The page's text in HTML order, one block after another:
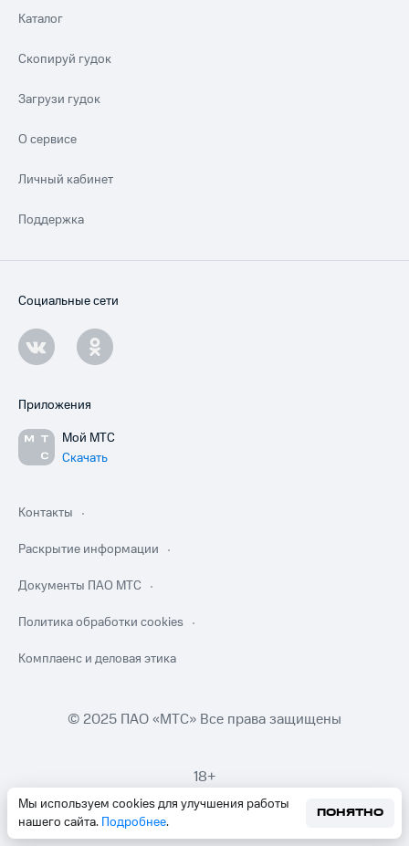
Мы используем cookies для улучшения работы
нашего сайта. Подробнее.
ПОНЯТНО
Каталог
Скопируй гудок
Загрузи гудок
О сервисе
Личный кабинет
Поддержка
Социальные сети
Приложения
Мой МТС
Скачать
Контакты
Раскрытие информации
Документы ПАО МТС
Политика обработки cookies
Комплаенс и деловая этика
© 2025 ПАО «МТС» Все права защищены
18+